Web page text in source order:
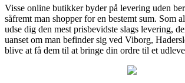
Visse online butikker byder på levering uden
såfremt man shopper for en bestemt sum. Som
udse dig den mest prisbevidste slags levering,
uanset om man befinder sig ved Viborg,
blive at få dem til at bringe din ordre til et